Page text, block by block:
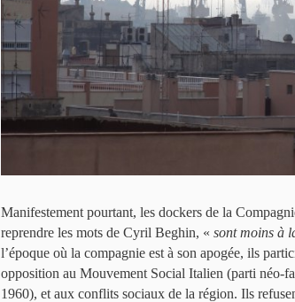
Manifestement pourtant, les dockers de la
reprendre les mots de Cyril Beghin, « sont moins à
l’époque où la compagnie est à son apogée, ils
opposition au Mouvement Social Italien (parti néo-
1960), et aux conflits sociaux de la région. Ils